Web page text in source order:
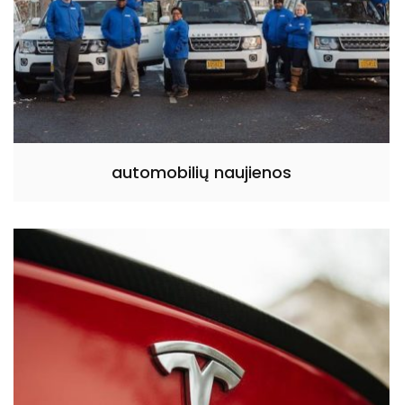
automobilių naujienos